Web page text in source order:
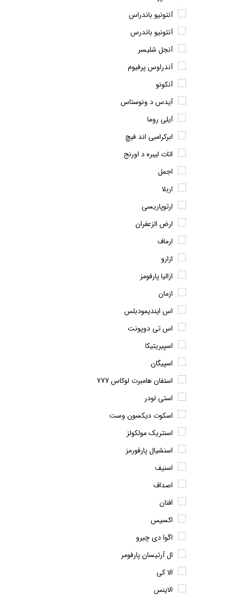
آنتونیو باندراس
آنتونیو باندرس
آنجل شلیسر
آندراوس پرفیوم
آنکونو
آیدس د ونوستاس
آیلی روما
ابرکرامبی اند فیچ
اتات لیبره د اورنج
اجمل
اربلا
ارتوپاریسی
ارض الزعفران
ارماف
ازارو
ازالیا پارفومز
ازمان
اس ایندیمودبلس
اس تی دوپونت
اسپیریتیکا
اسپیگان
استفان هامبرت لوکاس 777
استی لودر
اسکوت دیکسون وست
اسنتریک مولکولز
اسنشیال پارفورمز
اسنیف
اصداف
افنان
اکسیس
اگوا دی چیرو
ال آرتیسان پارفومر
الا کی
الاینس